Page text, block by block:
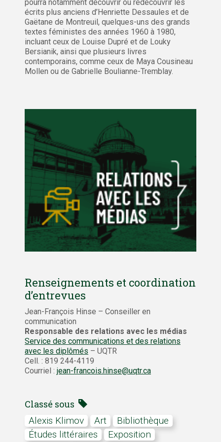
pourra notamment découvrir ou redécouvrir les
écrits plus anciens d’Henriette Dessaules et de
Gaëtane de Montreuil, quelques-uns des grands
textes féministes des années 1960 à 1980,
incluant ceux de Louise Dupré et de Louky
Bersianik, ainsi que plusieurs livres
contemporains, comme ceux de Maya Cousineau
Mollen ou de Gabrielle Boulianne-Tremblay.
Renseignements et coordination
d’entrevues
Jean-François Hinse – Conseiller en
communication
Responsable des relations avec les médias
Service des communications et des relations
avec les diplômés – UQTR
Cell. : 819 244-4119
Courriel : jean-francois.hinse@uqtr.ca
Classé sous
Alexis Klimov art
bibliothèque
études littéraires
exposition